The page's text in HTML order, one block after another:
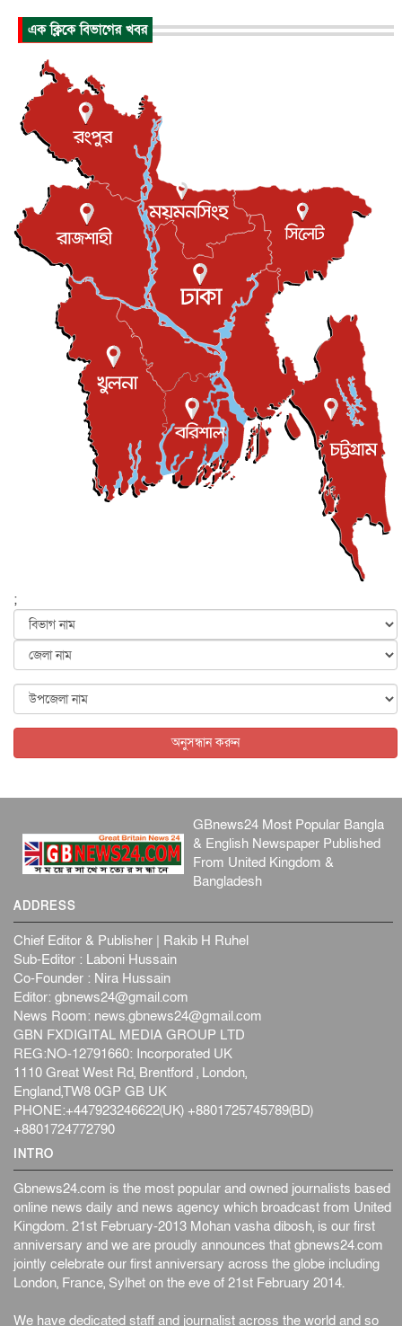
আন্তর্জাতিক ৬ আগস্ট, ২০২৬
টি-টোয়েন্টি ইতিহাসের সর্বোচ্চ রানের মালিক এখন জস বাটলার
বস্তিতে কেটেছে শৈশব, আজ মুম্বাইয়ে দুই বাড়ির মালিক
বিনোদন ৬ আগস্ট, ২০২৬
যুক্তরাজ্যে বসবাসরত জাতীয়তাবাদী কুলাউড়াবাসীর মত বিনিময়
সভা...
ইউকে কমিউনিটি ৫ আগস্ট, ২০২৬
প্রধানমন্ত্রীকে সৌদি আরব সফরের আমন্ত্রণ
জাতীয় ৫ আগস্ট, ২০২৬
জুলাই গণ-অভ্যুত্থান দিবস আজ, স্মরণে দেশজুড়ে কর্মসূচি
জাতীয় ৫ আগস্ট, ২০২৬
জনগণ পরিবর্তন চেয়েছে বলেই জুলাই আন্দোলন সফল :
৫ আগস্ট, ২০২৬
বেনজীর আহমেদের সঙ্গে পরীমনির ঘনিষ্ঠ সম্পর্ক ছিল : নাসির
মাহম...
জাতীয় ৫ আগস্ট, ২০২৬
হরমুজ নিয়ে ইরান-মার্কিন চুক্তি হতে পারে আজ : মার্কিন অর্থমন...
৫ আগস্ট, ২০২৬
পৃথিবীর দিকে আসছে বিধ্বংসী বস্তু, পারমাণবিক বোমা দিয়ে করা
আন্তর্জাতিক ৫ আগস্ট, ২০২৬
কেনিয়ায় ১৫ হাতির রহস্যজনক মৃত্যু, সন্দেহের মুখে কীটনাশকের
আন্তর্জাতিক ৫ আগস্ট, ২০২৬
এক ক্লিকে বিভাগের খবর
;
অনুসন্ধান করুন
GBnews24 Most Popular Bangla
& English Newspaper Published
From United Kingdom &
Bangladesh
ADDRESS
Chief Editor & Publisher | Rakib H Ruhel
Sub-Editor : Laboni Hussain
Co-Founder : Nira Hussain
Editor: gbnews24@gmail.com
News Room: news.gbnews24@gmail.com
GBN FXDIGITAL MEDIA GROUP LTD
REG:NO-12791660: Incorporated UK
1110 Great West Rd, Brentford , London,
England,TW8 0GP GB UK
PHONE:+447923246622(UK) +8801725745789(BD)
+8801724772790
INTRO
Gbnews24.com is the most popular and owned journalists based
online news daily and news agency which broadcast from United
Kingdom. 21st February-2013 Mohan vasha dibosh, is our first
anniversary and we are proudly announces that gbnews24.com
jointly celebrate our first anniversary across the globe including
London, France, Sylhet on the eve of 21st February 2014.
We have dedicated staff and journalist across the world and so